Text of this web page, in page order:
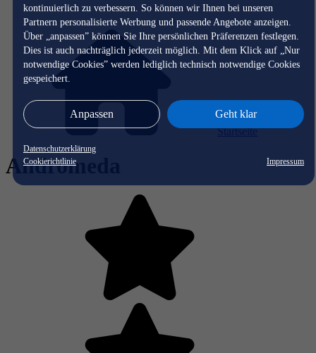
kontinuierlich zu verbessern. So können wir Ihnen bei unseren
Partnern personalisierte Werbung und passende Angebote anzeigen.
Über „anpassen” können Sie Ihre persönlichen Präferenzen festlegen.
Dies ist auch nachträglich jederzeit möglich. Mit dem Klick auf „Nur
notwendige Cookies” werden lediglich technisch notwendige Cookies
gespeichert.
Anpassen Geht klar
Datenschutzerklärung
Cookierichtlinie
Impressum
Startseite
Andromeda